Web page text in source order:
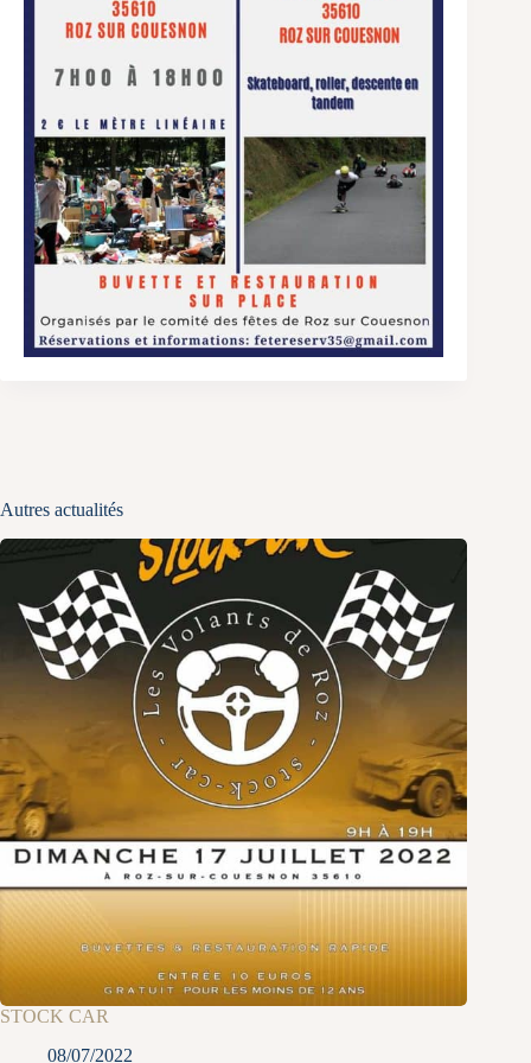
Autres actualités
STOCK CAR
08/07/2022